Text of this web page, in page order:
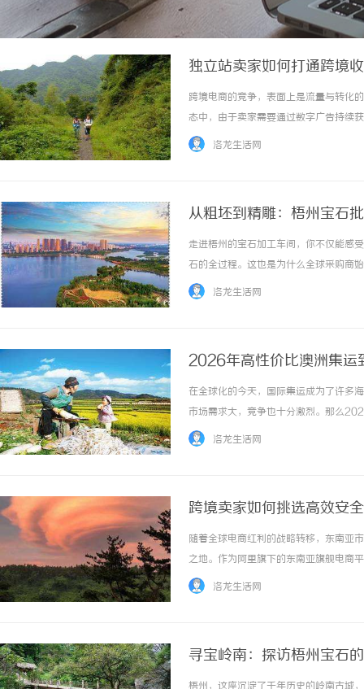
独立站卖家如何打通跨境
跨境电商的竞争，表面上是流量与转化
态中，由于卖家需要通过数字广告持续
死。传统的财务流程是：独立站收单
洛龙生活网
从粗坯到精雕：梧州宝石
走进梧州的宝石加工车间，你不仅能感
石的全过程。这也是为什么全球采购商
制造在超精密微型加工领域的技术积累
洛龙生活网
2026年高性价比澳洲集运
在全球化的今天，国际集运成为了许多
市场需求大，竞争也十分激烈。那么
猴子国际集运有限公司的评价，同时结
洛龙生活网
跨境卖家如何挑选高效安
随着全球电商红利的战略转移，东南亚
之地。作为阿里旗下的东南亚旗舰电商
LazMall）以及丰富的营销矩阵，成为
洛龙生活网
寻宝岭南：探访梧州宝石
梧州，这座沉淀了千年历史的岭南古城
武汉配眼镜 上海配眼镜